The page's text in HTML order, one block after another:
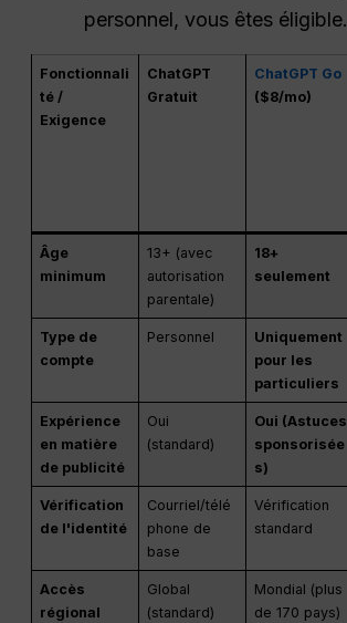
personnel, vous êtes éligible.
Fonctionnali
té /
Exigence
ChatGPT
Gratuit
ChatGPT Go
($8/mo)
Âge
minimum
13+ (avec
autorisation
parentale)
18+
seulement
Type de
compte
Personnel
Uniquement
pour les
particuliers
Expérience
en matière
de publicité
Oui
(standard)
Oui (Astuces
sponsorisée
s)
Vérification
de l'identité
Courriel/télé
phone de
base
Vérification
standard
Accès
régional
Global
(standard)
Mondial (plus
de 170 pays)